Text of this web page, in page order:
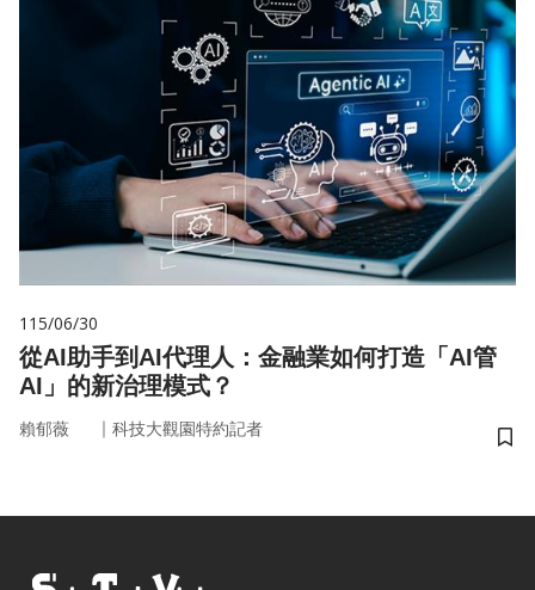
115/06/30
從AI助手到AI代理人：金融業如何打造「AI管
AI」的新治理模式？
賴郁薇 ｜ 科技大觀園特約記者
儲